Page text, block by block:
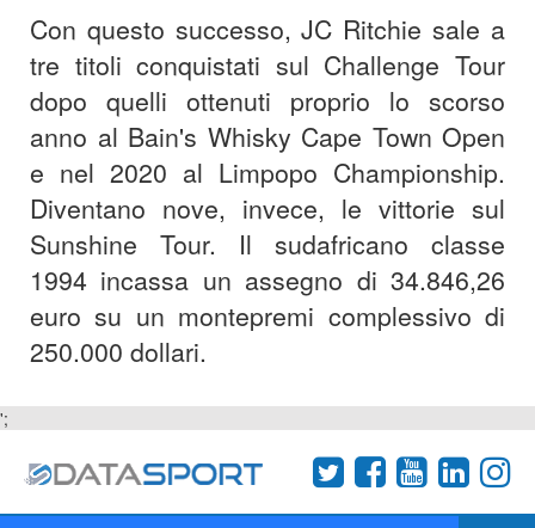
Con questo successo, JC Ritchie sale a
tre titoli conquistati sul Challenge Tour
dopo quelli ottenuti proprio lo scorso
anno al Bain's Whisky Cape Town Open
e nel 2020 al Limpopo Championship.
Diventano nove, invece, le vittorie sul
Sunshine Tour. Il sudafricano classe
1994 incassa un assegno di 34.846,26
euro su un montepremi complessivo di
250.000 dollari.
';